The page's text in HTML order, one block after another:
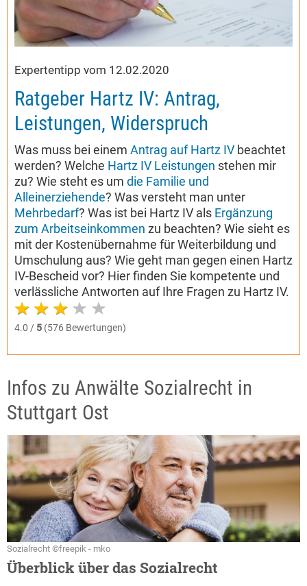
Expertentipp vom 12.02.2020
Ratgeber Hartz IV: Antrag,
Leistungen, Widerspruch
Was muss bei einem Antrag auf Hartz IV beachtet
werden? Welche Hartz IV Leistungen stehen mir
zu? Wie steht es um die Familie und
Alleinerziehende? Was versteht man unter
Mehrbedarf? Was ist bei Hartz IV als Ergänzung
zum Arbeitseinkommen zu beachten? Wie sieht es
mit der Kostenübernahme für Weiterbildung und
Umschulung aus? Wie geht man gegen einen Hartz
IV-Bescheid vor? Hier finden Sie kompetente und
verlässliche Antworten auf Ihre Fragen zu Hartz IV.
4.0 / 5 (576 Bewertungen)
Infos zu Anwälte Sozialrecht in
Stuttgart Ost
Sozialrecht ©freepik - mko
Überblick über das Sozialrecht